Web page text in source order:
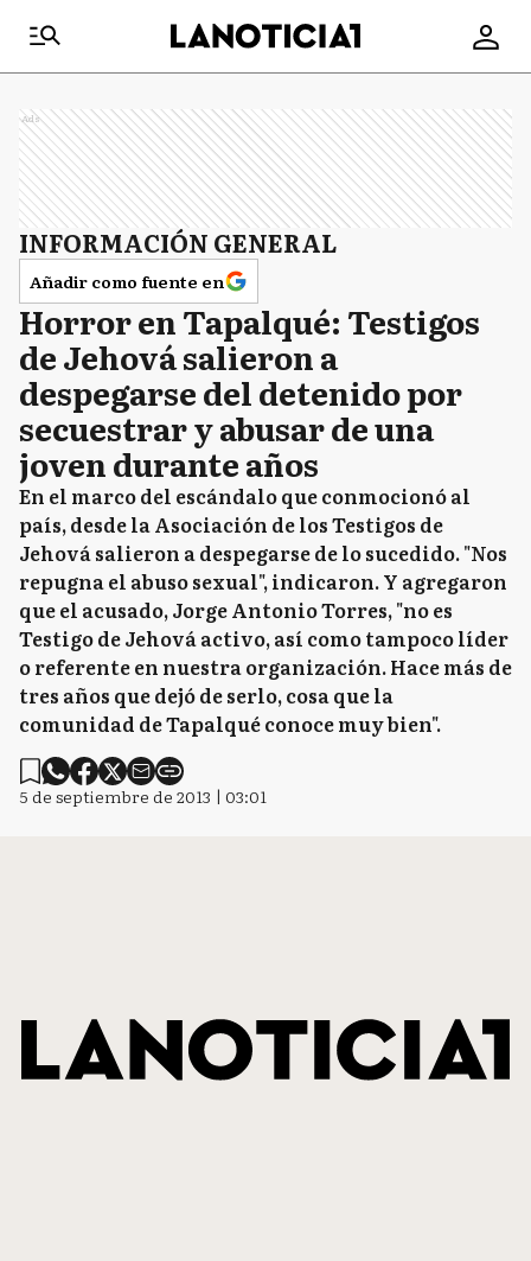
Ads
INFORMACIÓN GENERAL
Añadir como fuente en
Horror en Tapalqué: Testigos
de Jehová salieron a
despegarse del detenido por
secuestrar y abusar de una
joven durante años
En el marco del escándalo que conmocionó al
país, desde la Asociación de los Testigos de
Jehová salieron a despegarse de lo sucedido. "Nos
repugna el abuso sexual", indicaron. Y agregaron
que el acusado, Jorge Antonio Torres, "no es
Testigo de Jehová activo, así como tampoco líder
o referente en nuestra organización. Hace más de
tres años que dejó de serlo, cosa que la
comunidad de Tapalqué conoce muy bien".
5 de septiembre de 2013 | 03:01